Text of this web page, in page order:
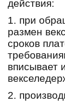
действия:
1. при
размен
сроков
вписывает
2.